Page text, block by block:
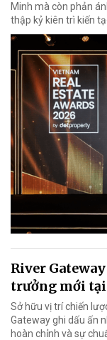
Minh mà còn phản
thập kỷ kiên trì kiến
River
trưởng mới tại
Sở hữu vị trí chiến
Gateway ghi dấu ấn
hoàn chỉnh và sự